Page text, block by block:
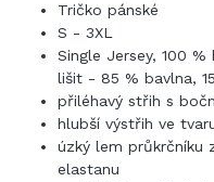
Tričko pánské
S - 3XL
Single Jersey, 100
lišit - 85 % bavlna,
přiléhavý střih s
hlubší výstřih ve
úzký lem průkrčníku
elastanu